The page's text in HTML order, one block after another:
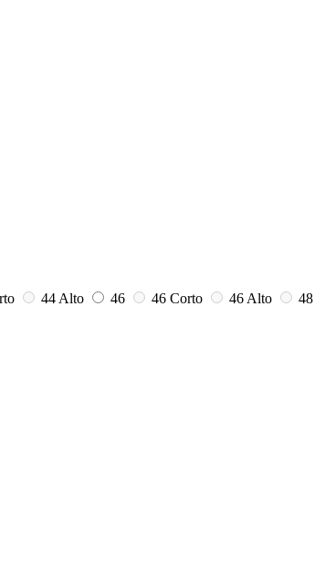
44 Alto 46 46 Corto 46 Alto
48